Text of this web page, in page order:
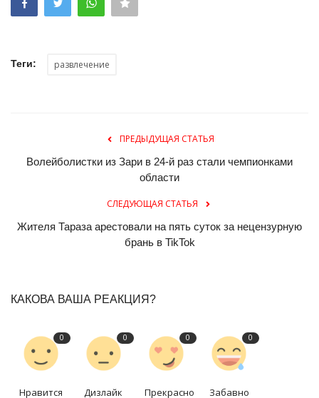
Теги: развлечение
ПРЕДЫДУЩАЯ СТАТЬЯ
Волейболистки из Зари в 24-й раз стали чемпионками
области
СЛЕДУЮЩАЯ СТАТЬЯ
Жителя Тараза арестовали на пять суток за нецензурную
брань в TikTok
КАКОВА ВАША РЕАКЦИЯ?
0
Нравится
0
Дизлайк
0
Прекрасно
0
Забавно